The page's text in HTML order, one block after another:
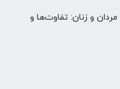
و زنان: تفاوت‌ها و